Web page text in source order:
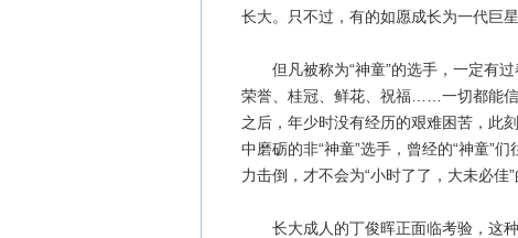
长大。只不过，有的如愿成长为一代巨
但凡被称为“神童”的选手，一定有过
荣誉、桂冠、鲜花、祝福……一切都能信
之后，年少时没有经历的艰难困苦，此
中磨砺的非“神童”选手，曾经的“神童”
力击倒，才不会为“小时了了，大未必佳”
长大成人的丁俊晖正面临考验，这种